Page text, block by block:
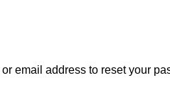
email address to reset your